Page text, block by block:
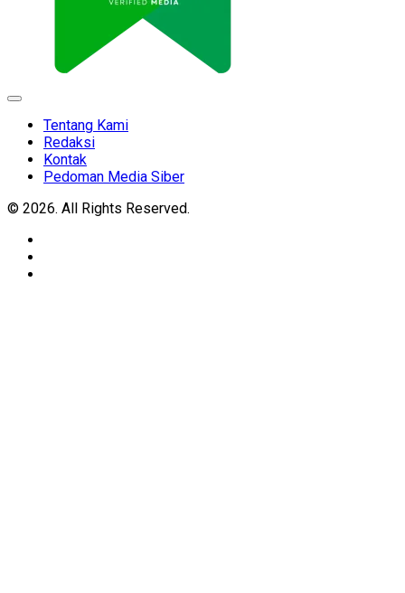
Expand
Tentang Kami
Redaksi
Kontak
Pedoman Media Siber
© 2026. All Rights Reserved.